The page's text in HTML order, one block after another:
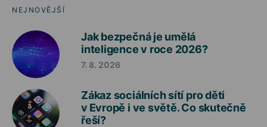
NEJNOVĚJŠÍ
Jak bezpečná je umělá
inteligence v roce 2026?
7. 8. 2026
Zákaz sociálních sítí pro děti
v Evropě i ve světě. Co skutečně
řeší?